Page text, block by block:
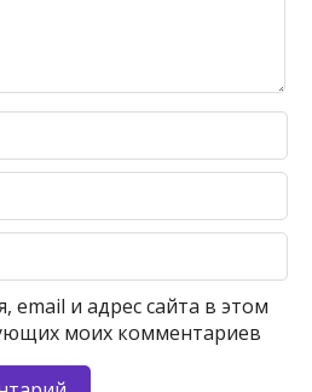
email и адрес сайта в этом
моих комментариев